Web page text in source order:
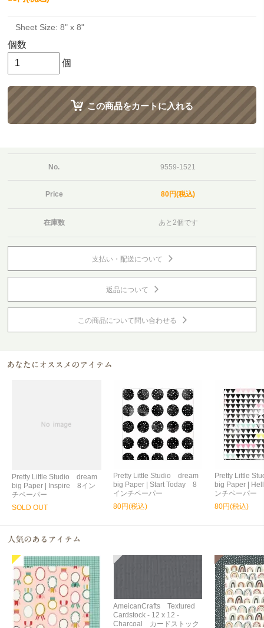
Sheet Size: 8" x 8"
個数
個
この商品をカートに入れる
No. 9559-1521
Price 80円(税込)
在庫数 あと2個です
支払い・配送について
返品について
この商品について問い合わせる
Pretty Little Studio dream
big Paper | Inspire 8イン
チペーパー
SOLD OUT
Pretty Little Studio dream
big Paper | Start Today 8
インチペーパー
80円(税込)
Pretty Little
big Paper |
ンチペーパー
80円(税込)
AmeicanCrafts Textured
Cardstock - 12 x 12 -
Charcoal カードストック